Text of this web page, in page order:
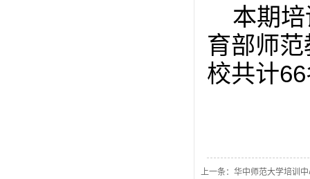
本期
育部师
校共计
上一条：华中师范大学培训